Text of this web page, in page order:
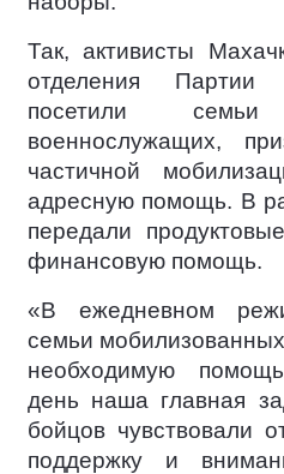
Так, активисты
отделения Партии
посетили семьи
военнослужащих,
частичной
адресную помощь. В
передали
финансовую помощь.
«В ежедневном
семьи
необходимую
день наша главная
бойцов чувствовали
поддержку и